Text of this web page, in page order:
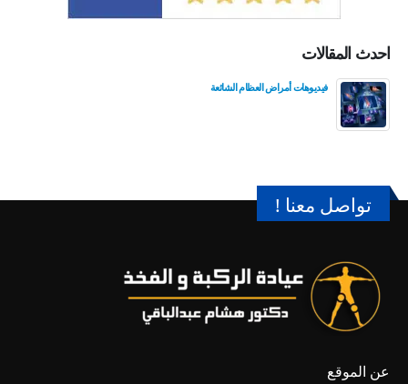
احدث المقالات
فيديوهات أمراض العظام الشائعة
تواصل معنا !
عن الموقع